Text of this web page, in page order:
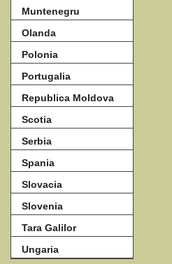
Muntenegru
Olanda
Polonia
Portugalia
Republica Moldova
Scotia
Serbia
Spania
Slovacia
Slovenia
Tara Galilor
Ungaria